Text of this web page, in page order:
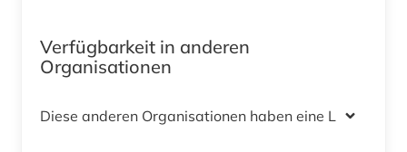
Verfügbarkeit in anderen
Organisationen
Diese anderen Organisationen haben eine Lizenz